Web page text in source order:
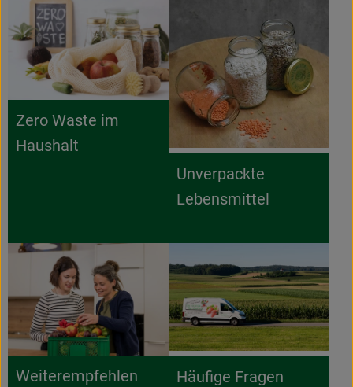
Zero Waste im
Haushalt
Unverpackte
Lebensmittel
Weiterempfehlen Häufige Fragen